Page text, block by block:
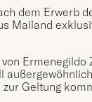
dem Erwerb
Mailand
Ermenegildo
Geltung